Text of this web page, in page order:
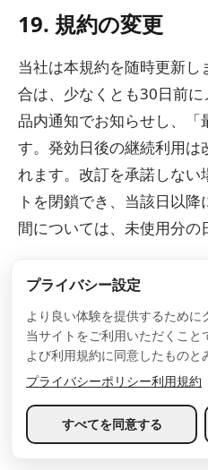
19. 規約の変更
当社は本規約を随時更新
合は、少なくとも30日前
品内通知でお知らせし、「
す。発効日後の継続利用は
れます。改訂を承諾しな
トを閉鎖でき、当該日以
間については、未使用分の
20. 不可抗力
いずれの当事者も、合理的
自然災害、戦争、テロ、市
ミック、政府行為、公共イ
撃、基盤モデル提供者を
による履行不能・遅延に
メニュー
プライバシー設定
より良い体験を提供するために
当サイトをご利用いただくこ
よび利用規約に同意したものと
プライバシーポリシー利用規約
すべてを同意する